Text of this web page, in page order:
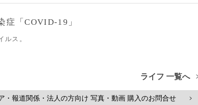
症「COVID-19」
ルス。
ライフ 一覧へ
・報道関係・法人の方向け 写真・動画 購入のお問合せ >